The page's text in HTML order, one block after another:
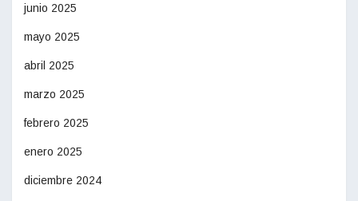
junio 2025
mayo 2025
abril 2025
marzo 2025
febrero 2025
enero 2025
diciembre 2024